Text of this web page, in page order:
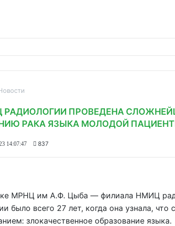
РАДИОЛОГИИ ПРОВЕДЕНА
РАКА ЯЗЫКА МОЛОДОЙ
14:07:47 837
МРНЦ им А.Ф. Цыба — филиала НМИЦ
было всего 27 лет, когда она узнала, что
злокачественное образование языка.